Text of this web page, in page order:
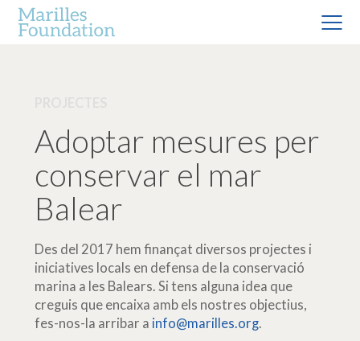
Adoptar mesures per
conservar el mar
Balear
Des del 2017 hem finançat diversos projectes i
iniciatives locals en defensa de la conservació
marina a les Balears. Si tens alguna idea que
creguis que encaixa amb els nostres objectius,
fes-nos-la arribar a info@marilles.org.